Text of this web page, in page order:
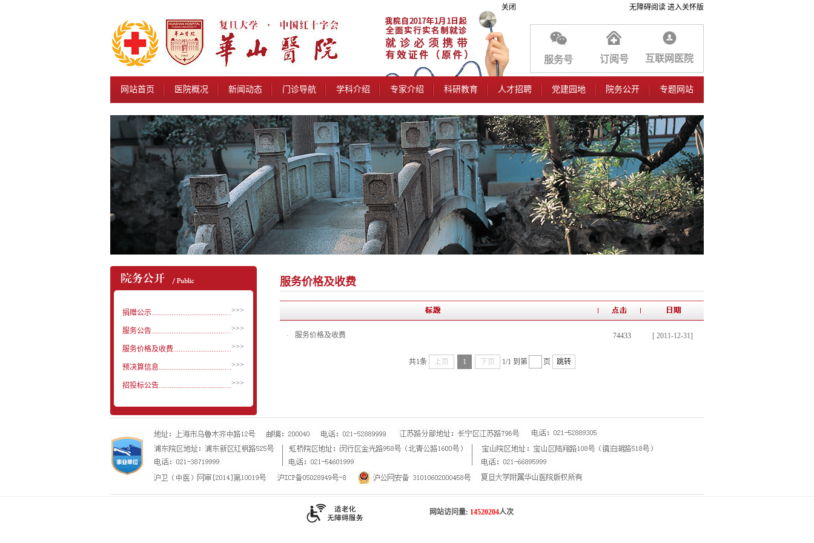
关闭
服务号 订阅号 互联网医院
无障碍阅读 进入关怀版
网站首页 医院概况 新闻动态 门诊导航 学科介绍 专家介绍 科研教育 人才招聘 党建园地 院务公开 专题网站
捐赠公示..............................................>>>
服务公告..............................................>>>
服务价格及收费..............................................>>>
预决算信息..............................................>>>
招投标公告..............................................>>>
服务价格及收费
· 服务价格及收费 74433 [ 2011-12-31]
共1条 上页 1 下页 1/1 到第 页 跳转
网站访问量: 14520204人次